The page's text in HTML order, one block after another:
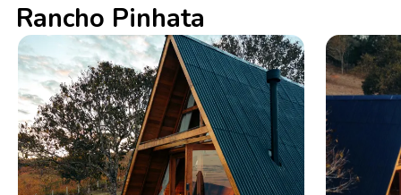
Rancho Pinhata